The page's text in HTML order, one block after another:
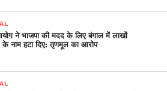
ने भाजपा की मदद के लिए बंगाल में लाखों
के नाम हटा दिए: तृणमूल का आरोप